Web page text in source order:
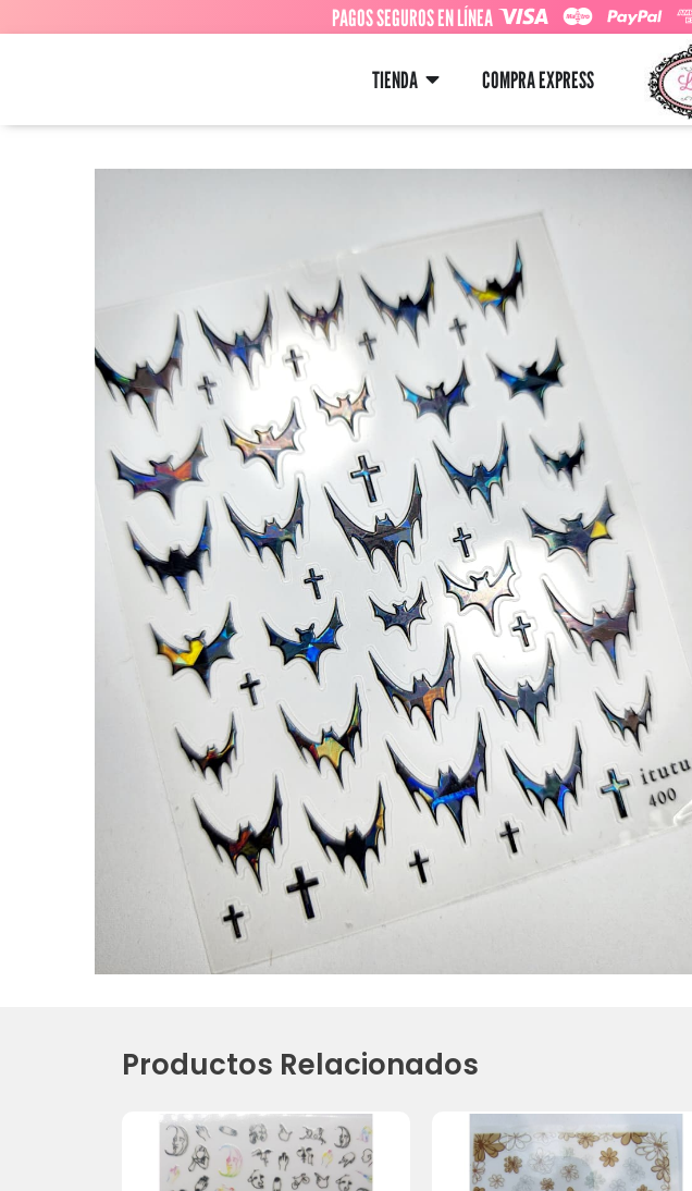
PAGOS SEGUROS EN LÍNEA
TIENDA COMPRA EXPRESS
Productos Relacionados